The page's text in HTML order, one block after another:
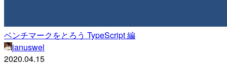
ベンチマークをとろう TypeScript 編
januswel
2020.04.15